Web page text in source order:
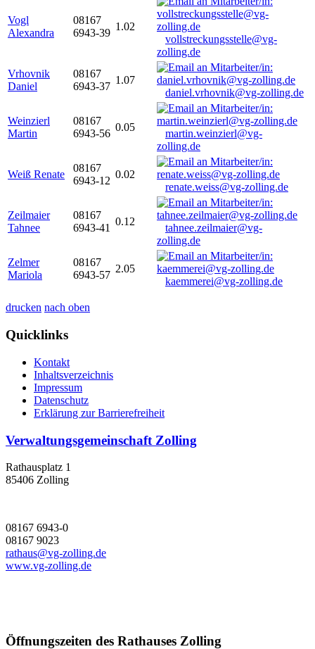
Vogl
Alexandra
08167
6943-39
1.02
vollstreckungsstelle@vg-
zolling.de
Vrhovnik
Daniel
08167
6943-37
1.07
daniel.vrhovnik@vg-zolling.de
Weinzierl
Martin
08167
6943-56
0.05
martin.weinzierl@vg-
zolling.de
Weiß Renate
08167
6943-12
0.02
renate.weiss@vg-zolling.de
Zeilmaier
Tahnee
08167
6943-41
0.12
tahnee.zeilmaier@vg-
zolling.de
Zelmer
Mariola
08167
6943-57
2.05
kaemmerei@vg-zolling.de
drucken nach oben
Quicklinks
Kontakt
Inhaltsverzeichnis
Impressum
Datenschutz
Erklärung zur Barrierefreiheit
Verwaltungsgemeinschaft Zolling
Rathausplatz 1
85406 Zolling
08167 6943-0
08167 9023
rathaus@vg-zolling.de
www.vg-zolling.de
Öffnungszeiten des Rathauses Zolling